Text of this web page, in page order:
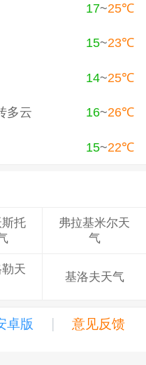
17~25℃
15~23℃
14~25℃
多云 16~26℃
15~22℃
托
弗拉基米尔天
气
天
基洛夫天气
卓版 | 意见反馈